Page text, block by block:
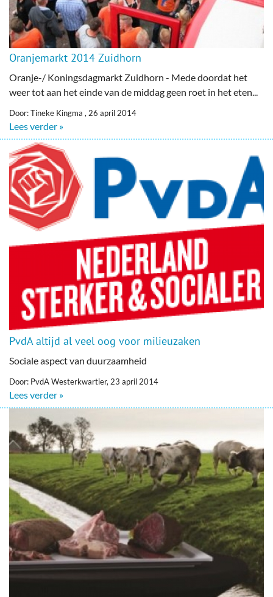
Oranjemarkt 2014 Zuidhorn
Oranje-/ Koningsdagmarkt Zuidhorn - Mede doordat het
weer tot aan het einde van de middag geen roet in het eten...
Door: Tineke Kingma , 26 april 2014
Lees verder »
PvdA altijd al veel oog voor milieuzaken
Sociale aspect van duurzaamheid
Door: PvdA Westerkwartier, 23 april 2014
Lees verder »